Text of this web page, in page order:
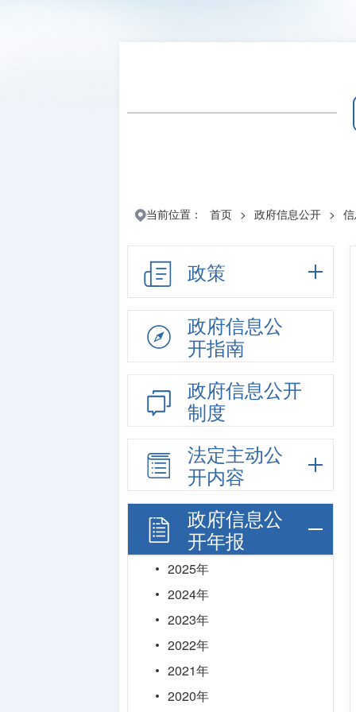
当前位置： 首页 > 政府信息公开 >
政策
政府信息公
开指南
政府信息公开
制度
法定主动公
开内容
政府信息公
开年报
2025年
2024年
2023年
2022年
2021年
2020年